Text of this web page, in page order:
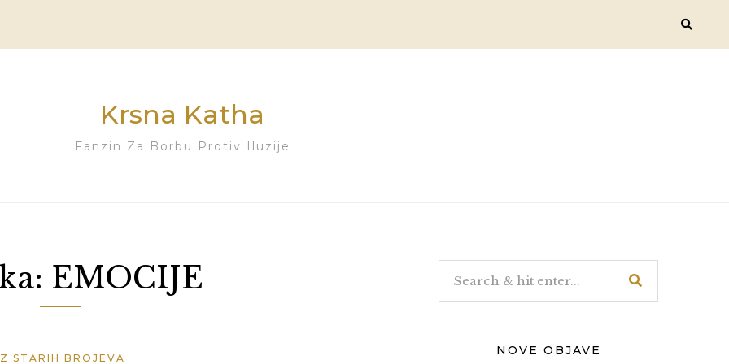
Krsna Katha
Fanzin Za Borbu Protiv Iluzije
EMOCIJE
STARIH BROJEVA
NOVE OBJAVE